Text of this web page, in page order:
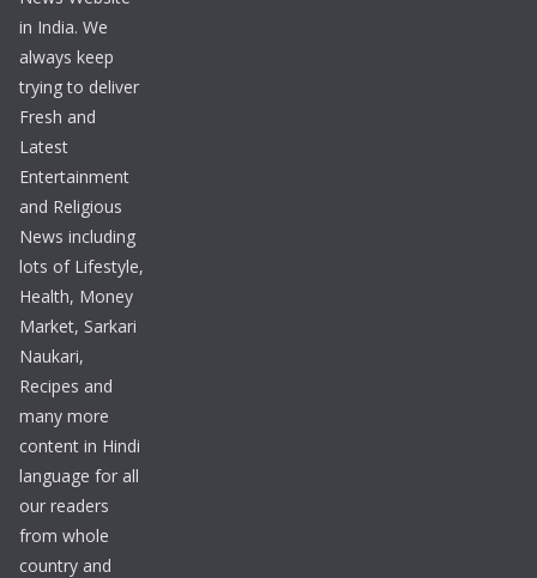
in India. We
always keep
trying to deliver
Fresh and
Latest
Entertainment
and Religious
News including
lots of Lifestyle,
Health, Money
Market, Sarkari
Naukari,
Recipes and
many more
content in Hindi
language for all
our readers
from whole
country and